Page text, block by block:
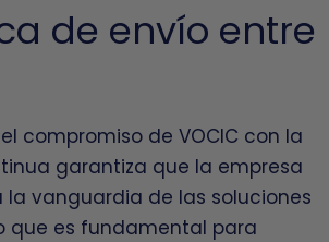
de envío entre
compromiso de VOCIC con la
garantiza que la empresa
vanguardia de las soluciones
que es fundamental para